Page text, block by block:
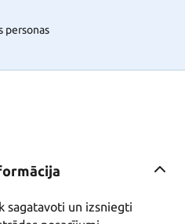
personas
sagatavoti un izsniegti